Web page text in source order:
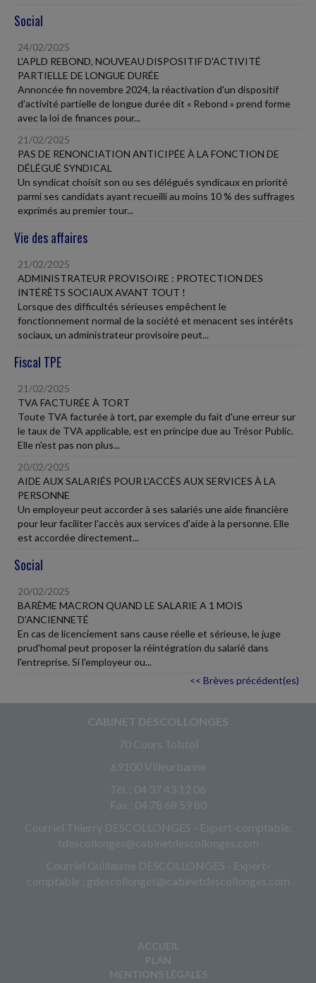
Social
24/02/2025
L'APLD REBOND, NOUVEAU DISPOSITIF D'ACTIVITÉ
PARTIELLE DE LONGUE DURÉE
Annoncée fin novembre 2024, la réactivation d'un dispositif
d'activité partielle de longue durée dit « Rebond » prend forme
avec la loi de finances pour...
21/02/2025
PAS DE RENONCIATION ANTICIPÉE À LA FONCTION DE
DÉLÉGUÉ SYNDICAL
Un syndicat choisit son ou ses délégués syndicaux en priorité
parmi ses candidats ayant recueilli au moins 10 % des suffrages
exprimés au premier tour...
Vie des affaires
21/02/2025
ADMINISTRATEUR PROVISOIRE : PROTECTION DES
INTÉRÊTS SOCIAUX AVANT TOUT !
Lorsque des difficultés sérieuses empêchent le
fonctionnement normal de la société et menacent ses intérêts
sociaux, un administrateur provisoire peut...
Fiscal TPE
21/02/2025
TVA FACTURÉE À TORT
Toute TVA facturée à tort, par exemple du fait d'une erreur sur
le taux de TVA applicable, est en principe due au Trésor Public.
Elle n'est pas non plus...
20/02/2025
AIDE AUX SALARIÉS POUR L'ACCÈS AUX SERVICES À LA
PERSONNE
Un employeur peut accorder à ses salariés une aide financière
pour leur faciliter l'accès aux services d'aide à la personne. Elle
est accordée directement...
Social
20/02/2025
BARÈME MACRON QUAND LE SALARIE A 1 MOIS
D'ANCIENNETÉ
En cas de licenciement sans cause réelle et sérieuse, le juge
prud'homal peut proposer la réintégration du salarié dans
l'entreprise. Si l'employeur ou...
<< Brèves précédent(es)
CABINET DESCOLLONGES
70 Cours Tolstoï
69100 Villeurbanne
Tél. : 04 37 43 12 06
Fax : 04 78 68 59 80
Courriel Thierry DESCOLLONGES - Expert-comptable:
tdescollonges@cabinetdescollonges.com
Courriel Guillaume DESCOLLONGES - Expert-
comptable : gdescollonges@cabinetdescollonges.com
ACCUEIL
PLAN
MENTIONS LÉGALES